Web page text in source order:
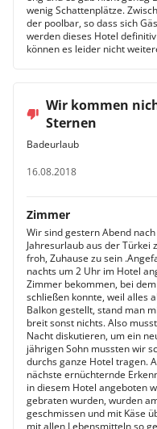
wenig Schattenplätze.
der poolbar, so dass sich
werden dieses Hotel
können es leider nicht
Wir kommen
Sternen
Badeurlaub
16.08.2018
Zimmer
Wir sind gestern Abend
Jahresurlaub aus der Türkei
froh, Zuhause zu sein
nachts um 2 Uhr im Hotel
Zimmer bekommen, bei
schließen konnte, weil alles
Balkon gestellt, stand man
breit sonst nichts. Also
Nacht diskutieren, um ein
jährigen Sohn mussten wir
durchs ganze Hotel tragen.
nächste ernüchternde
in diesem Hotel angeboten
gebraten wurden, wurden
geschmissen und mit Käse
mit allen Lebensmitteln so